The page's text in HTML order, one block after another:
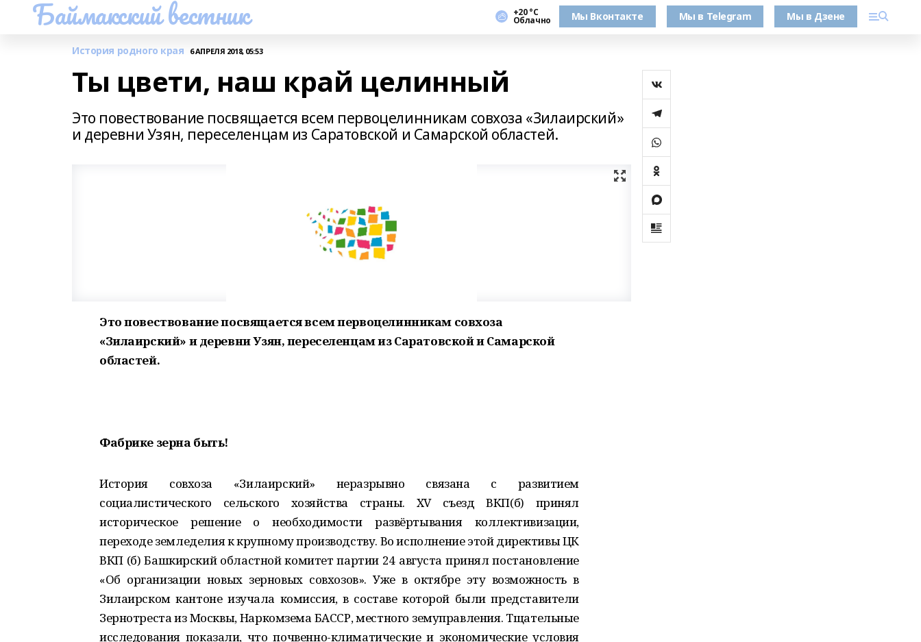
Баймакский вестник +20 °С
Облачно Мы Вконтакте Мы в Telegram Мы в Дзене
История родного края 6 АПРЕЛЯ 2018, 05:53
Ты цвети, наш край целинный
Это повествование посвящается всем первоцелинникам совхоза «Зилаирский»
и деревни Узян, переселенцам из Саратовской и Самарской областей.
Это повествование посвящается всем первоцелинникам совхоза
«Зилаирский» и деревни Узян, переселенцам из Саратовской и Самарской
областей.
Фабрике зерна быть!
История совхоза «Зилаирский» неразрывно связана с развитием
социалистического сельского хозяйства страны. XV съезд ВКП(б) принял
историческое решение о необходимости развёртывания коллективизации,
переходе земледелия к крупному производству. Во исполнение этой директивы ЦК
ВКП (б) Башкирский областной комитет партии 24 августа принял постановление
«Об организации новых зерновых совхозов». Уже в октябре эту возможность в
Зилаирском кантоне изучала комиссия, в составе которой были представители
Зернотреста из Москвы, Наркомзема БАССР, местного земуправления. Тщательные
исследования показали, что почвенно-климатические и экономические условия